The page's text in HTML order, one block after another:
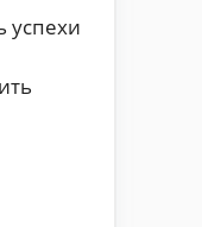
успехи